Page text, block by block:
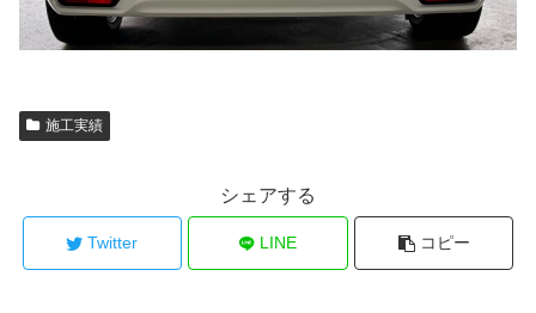
施工実績
シェアする
Twitter LINE コピー